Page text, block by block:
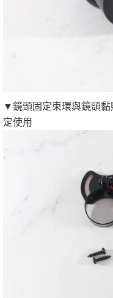
▼鏡頭固定束環與鏡頭
定使用